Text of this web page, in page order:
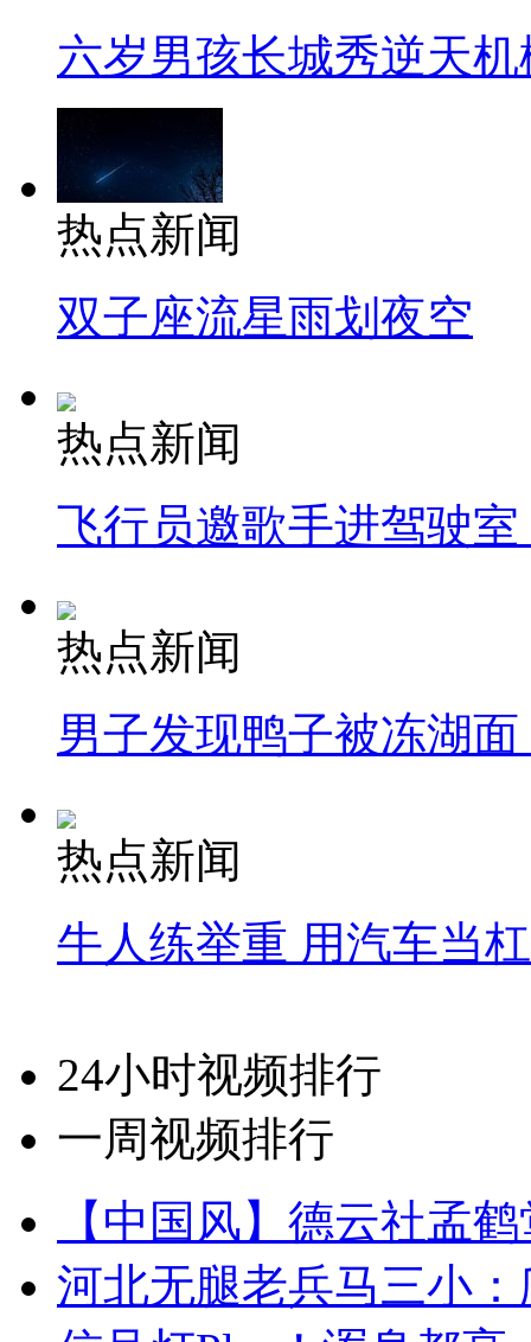
六岁男孩长城秀逆天机
热点新闻
双子座流星雨划夜空
热点新闻
飞行员邀歌手进驾驶
热点新闻
男子发现鸭子被冻湖
热点新闻
牛人练举重 用汽车当
24小时视频排行
一周视频排行
【中国风】德云社孟
河北无腿老兵马三小